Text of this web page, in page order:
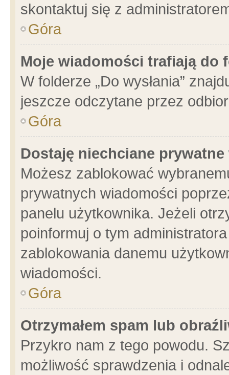
skontaktuj się z
Góra
Moje wiadomości trafiają do
W folderze „Do wysłania”
jeszcze odczytane przez
Góra
Dostaję niechciane
Możesz zablokować
prywatnych wiadomości
panelu użytkownika. Jeżeli
poinformuj o tym
zablokowania danemu
wiadomości.
Góra
Otrzymałem spam lub
Przykro nam z tego powodu.
możliwość sprawdzenia i